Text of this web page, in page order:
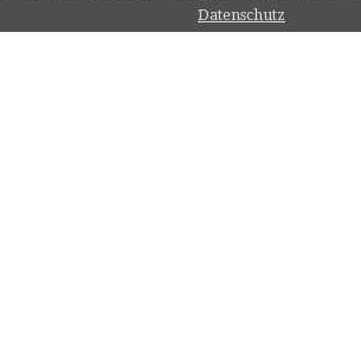
Datenschutz